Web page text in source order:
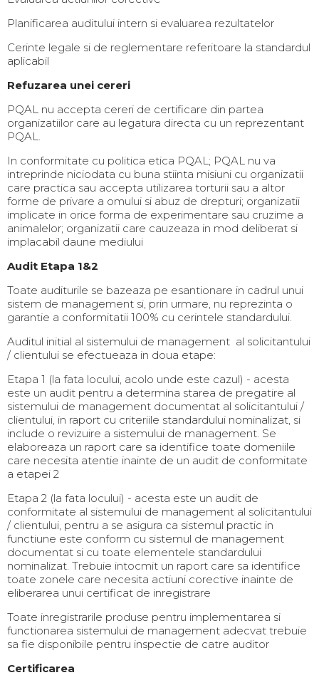
Planificarea auditului intern si evaluarea rezultatelor
Cerinte legale si de reglementare referitoare la standardul
aplicabil
Refuzarea unei cereri
PQAL nu accepta cereri de certificare din partea
organizatiilor care au legatura directa cu un reprezentant
PQAL.
In conformitate cu politica etica PQAL; PQAL nu va
intreprinde niciodata cu buna stiinta misiuni cu organizatii
care practica sau accepta utilizarea torturii sau a altor
forme de privare a omului si abuz de drepturi; organizatii
implicate in orice forma de experimentare sau cruzime a
animalelor; organizatii care cauzeaza in mod deliberat si
implacabil daune mediului
Audit Etapa 1&2
Toate auditurile se bazeaza pe esantionare in cadrul unui
sistem de management si, prin urmare, nu reprezinta o
garantie a conformitatii 100% cu cerintele standardului.
Auditul initial al sistemului de management al solicitantului
/ clientului se efectueaza in doua etape:
Etapa 1 (la fata locului, acolo unde este cazul) - acesta
este un audit pentru a determina starea de pregatire al
sistemului de management documentat al solicitantului /
clientului, in raport cu criteriile standardului nominalizat, si
include o revizuire a sistemului de management. Se
elaboreaza un raport care sa identifice toate domeniile
care necesita atentie inainte de un audit de conformitate
a etapei 2
Etapa 2 (la fata locului) - acesta este un audit de
conformitate al sistemului de management al solicitantului
/ clientului, pentru a se asigura ca sistemul practic in
functiune este conform cu sistemul de management
documentat si cu toate elementele standardului
nominalizat. Trebuie intocmit un raport care sa identifice
toate zonele care necesita actiuni corective inainte de
eliberarea unui certificat de inregistrare
Toate inregistrarile produse pentru implementarea si
functionarea sistemului de management adecvat trebuie
sa fie disponibile pentru inspectie de catre auditor
Certificarea